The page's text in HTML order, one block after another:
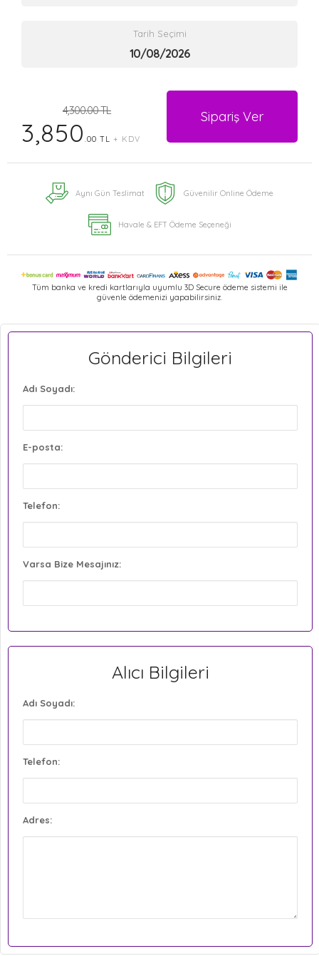
Tarih Seçimi
4,300.00 TL
3,850 .00 TL + KDV
Sipariş Ver
Aynı Gün Teslimat Güvenilir Online Ödeme
Havale & EFT Ödeme Seçeneği
Tüm banka ve kredi kartlarıyla uyumlu 3D Secure ödeme sistemi ile
güvenle ödemenizi yapabilirsiniz.
Gönderici Bilgileri
Adı Soyadı:
E-posta:
Telefon:
Varsa Bize Mesajınız:
Alıcı Bilgileri
Adı Soyadı:
Telefon:
Adres: